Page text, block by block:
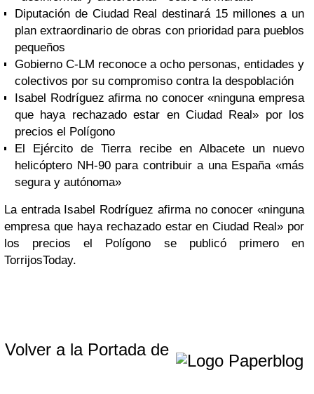
Diputación de Ciudad Real destinará 15 millones a un
plan extraordinario de obras con prioridad para pueblos
pequeños
Gobierno C-LM reconoce a ocho personas, entidades y
colectivos por su compromiso contra la despoblación
Isabel Rodríguez afirma no conocer «ninguna empresa
que haya rechazado estar en Ciudad Real» por los
precios el Polígono
El Ejército de Tierra recibe en Albacete un nuevo
helicóptero NH-90 para contribuir a una España «más
segura y autónoma»
La entrada Isabel Rodríguez afirma no conocer «ninguna
empresa que haya rechazado estar en Ciudad Real» por
los precios el Polígono se publicó primero en
TorrijosToday.
Volver a la Portada de